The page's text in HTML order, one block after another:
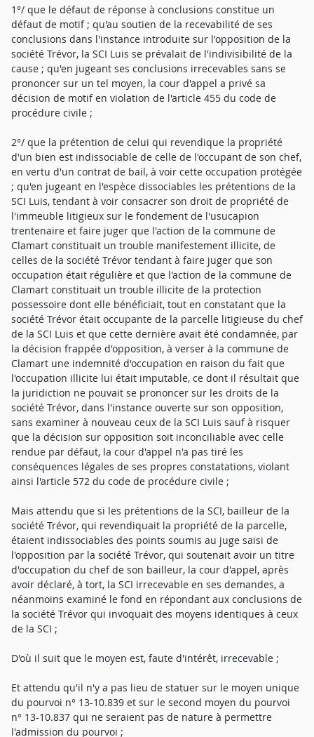
1°/ que le défaut de réponse à conclusions constitue un
défaut de motif ; qu'au soutien de la recevabilité de ses
conclusions dans l'instance introduite sur l'opposition de la
société Trévor, la SCI Luis se prévalait de l'indivisibilité de la
cause ; qu'en jugeant ses conclusions irrecevables sans se
prononcer sur un tel moyen, la cour d'appel a privé sa
décision de motif en violation de l'article 455 du code de
procédure civile ;
2°/ que la prétention de celui qui revendique la propriété
d'un bien est indissociable de celle de l'occupant de son chef,
en vertu d'un contrat de bail, à voir cette occupation protégée
; qu'en jugeant en l'espèce dissociables les prétentions de la
SCI Luis, tendant à voir consacrer son droit de propriété de
l'immeuble litigieux sur le fondement de l'usucapion
trentenaire et faire juger que l'action de la commune de
Clamart constituait un trouble manifestement illicite, de
celles de la société Trévor tendant à faire juger que son
occupation était régulière et que l'action de la commune de
Clamart constituait un trouble illicite de la protection
possessoire dont elle bénéficiait, tout en constatant que la
société Trévor était occupante de la parcelle litigieuse du chef
de la SCI Luis et que cette dernière avait été condamnée, par
la décision frappée d'opposition, à verser à la commune de
Clamart une indemnité d'occupation en raison du fait que
l'occupation illicite lui était imputable, ce dont il résultait que
la juridiction ne pouvait se prononcer sur les droits de la
société Trévor, dans l'instance ouverte sur son opposition,
sans examiner à nouveau ceux de la SCI Luis sauf à risquer
que la décision sur opposition soit inconciliable avec celle
rendue par défaut, la cour d'appel n'a pas tiré les
conséquences légales de ses propres constatations, violant
ainsi l'article 572 du code de procédure civile ;
Mais attendu que si les prétentions de la SCI, bailleur de la
société Trévor, qui revendiquait la propriété de la parcelle,
étaient indissociables des points soumis au juge saisi de
l'opposition par la société Trévor, qui soutenait avoir un titre
d'occupation du chef de son bailleur, la cour d'appel, après
avoir déclaré, à tort, la SCI irrecevable en ses demandes, a
néanmoins examiné le fond en répondant aux conclusions de
la société Trévor qui invoquait des moyens identiques à ceux
de la SCI ;
D'où il suit que le moyen est, faute d'intérêt, irrecevable ;
Et attendu qu'il n'y a pas lieu de statuer sur le moyen unique
du pourvoi n° 13-10.839 et sur le second moyen du pourvoi
n° 13-10.837 qui ne seraient pas de nature à permettre
l'admission du pourvoi ;